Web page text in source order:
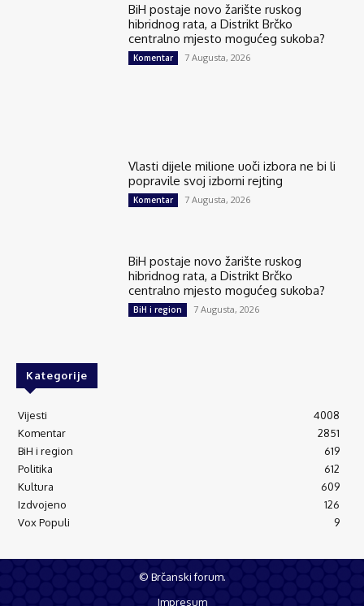
BiH postaje novo žarište ruskog
hibridnog rata, a Distrikt Brčko
centralno mjesto mogućeg sukoba?
Komentar 7 Augusta, 2026
Vlasti dijele milione uoči izbora ne bi li
popravile svoj izborni rejting
Komentar 7 Augusta, 2026
BiH postaje novo žarište ruskog
hibridnog rata, a Distrikt Brčko
centralno mjesto mogućeg sukoba?
BiH i region 7 Augusta, 2026
Kategorije
Vijesti
4008
Komentar
2851
BiH i region
619
Politika
612
Kultura
609
Izdvojeno
126
Vox Populi
9
© Brčanski forum.
Impresum